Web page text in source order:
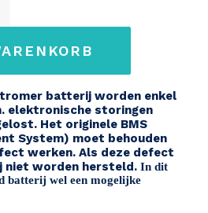
batterij worden enkel
elektronische storingen
Het originele BMS
System) moet behouden
werken. Als deze defect
niet worden hersteld. In dit
batterij wel een mogelijke